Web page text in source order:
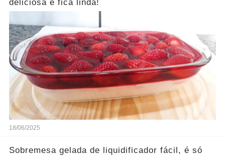
deliciosa e fica linda!
18/06/2025
Sobremesa gelada de liquidificador fácil, é só